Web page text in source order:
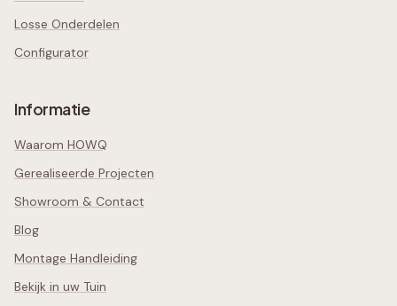
Losse Onderdelen
Configurator
Informatie
Waarom HOWQ
Gerealiseerde Projecten
Showroom & Contact
Blog
Montage Handleiding
Bekijk in uw Tuin